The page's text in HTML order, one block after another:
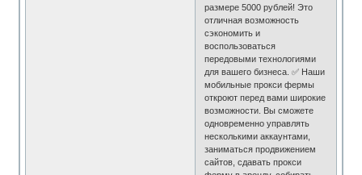
размере 5000 рублей! Это
отличная возможность
сэкономить и
воспользоваться
передовыми технологиями
для вашего бизнеса. ✅ Наши
мобильные прокси фермы
откроют перед вами широкие
возможности. Вы сможете
одновременно управлять
несколькими аккаунтами,
заниматься продвижением
сайтов, сдавать прокси